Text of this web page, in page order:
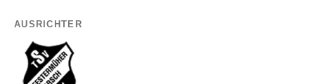
AUSRICHTER